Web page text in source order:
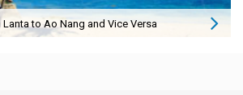
to Ao Nang and Vice Versa